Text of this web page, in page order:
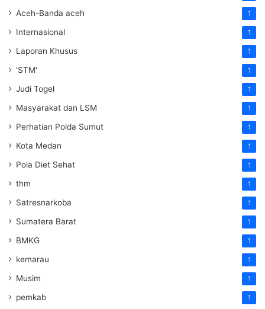
Aceh-Banda aceh 1
Internasional 1
Laporan Khusus 1
'STM' 1
Judi Togel 1
Masyarakat dan LSM 1
Perhatian Polda Sumut 1
Kota Medan 1
Pola Diet Sehat 1
thm 1
Satresnarkoba 1
Sumatera Barat 1
BMKG 1
kemarau 1
Musim 1
pemkab 1